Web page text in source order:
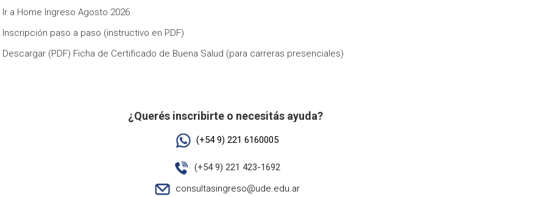
a Home Ingreso Agosto 2026
paso a paso (instructivo en PDF)
(PDF) Ficha de Certificado de Buena Salud (para carreras presenciales)
¿Querés inscribirte o necesitás ayuda?
(+54 9) 221 6160005
(+54 9) 221 423-1692
consultasingreso@ude.edu.ar